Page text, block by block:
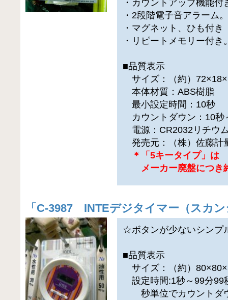
・カウントアップ機能付
・2段階電子音アラーム
・マグネット、ひも付き
・リピートメモリー付き
■品質表示
サイズ：（約）
本体材質：ABS樹脂
最小設定時間：10秒
カウントダウン：10秒
電源：CR2032リチウ
発売元：（株）佐藤計
＊「5キータイプ」は
メーカー廃盤につき
「 C-3987 INTEデジタイマー（スカン
☆ボタンが少ないシンプ
■品質表示
サイズ：（約）
設定時間:1秒～99分99
秒単位でカウントダ